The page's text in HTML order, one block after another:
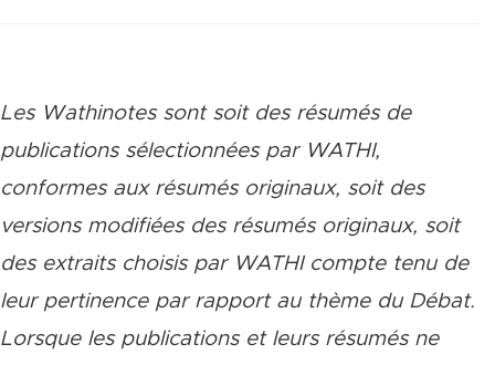
Les Wathinotes sont soit des résumés de
publications sélectionnées par WATHI,
conformes aux résumés originaux, soit des
versions modifiées des résumés originaux, soit
des extraits choisis par WATHI compte tenu de
leur pertinence par rapport au thème du Débat.
Lorsque les publications et leurs résumés ne